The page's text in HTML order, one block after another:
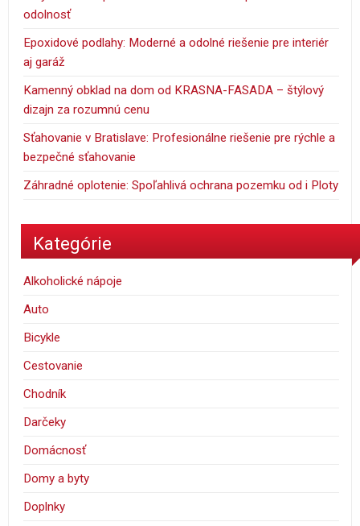
odolnosť
Epoxidové podlahy: Moderné a odolné riešenie pre interiér
aj garáž
Kamenný obklad na dom od KRASNA-FASADA – štýlový
dizajn za rozumnú cenu
Sťahovanie v Bratislave: Profesionálne riešenie pre rýchle a
bezpečné sťahovanie
Záhradné oplotenie: Spoľahlivá ochrana pozemku od i Ploty
Kategórie
Alkoholické nápoje
Auto
Bicykle
Cestovanie
Chodník
Darčeky
Domácnosť
Domy a byty
Doplnky